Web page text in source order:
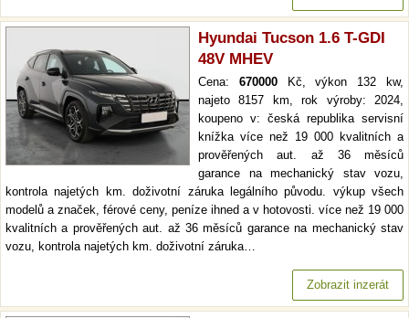
Hyundai Tucson 1.6 T-GDI
48V MHEV
Cena: 670000Kč, výkon 132 kw,
najeto 8157 km, rok výroby: 2024,
koupeno v: česká republika servisní
knížka více než 19 000 kvalitních a
prověřených aut. až 36 měsíců
garance na mechanický stav vozu,
kontrola najetých km. doživotní záruka legálního původu. výkup všech
modelů a značek, férové ceny, peníze ihned a v hotovosti. více než 19 000
kvalitních a prověřených aut. až 36 měsíců garance na mechanický stav
vozu, kontrola najetých km. doživotní záruka…
Zobrazit inzerát